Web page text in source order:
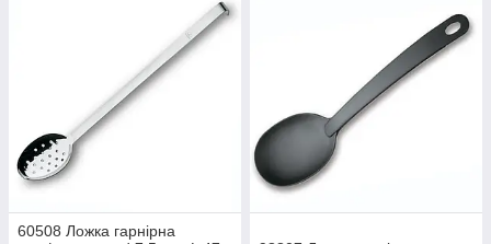
60508 Ложка гарнірна